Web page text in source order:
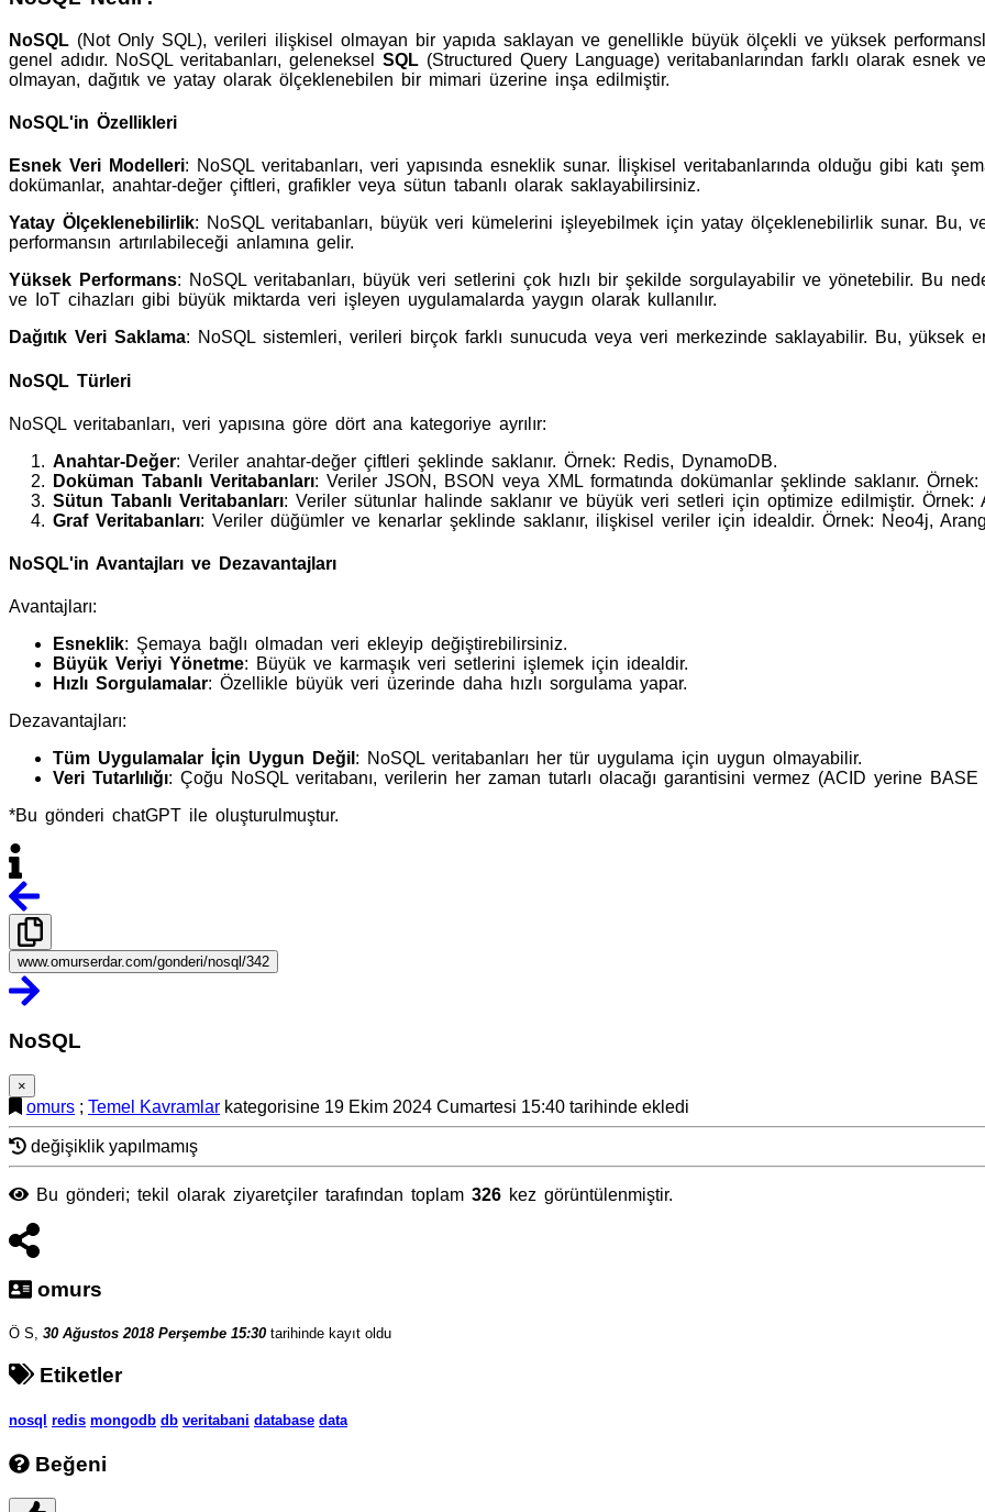
NoSQL (Not Only SQL), verileri ilişkisel olmayan bir yapıda saklayan ve genellikle büyük ölçekli ve yüksek
genel adıdır. NoSQL veritabanları, geleneksel SQL (Structured Query Language) veritabanlarından farklı olarak esnek
olmayan, dağıtık ve yatay olarak ölçeklenebilen bir mimari üzerine inşa edilmiştir.
NoSQL'in Özellikleri
Esnek Veri Modelleri: NoSQL veritabanları, veri yapısında esneklik sunar. İlişkisel veritabanlarında olduğu gibi katı
dokümanlar, anahtar-değer çiftleri, grafikler veya sütun tabanlı olarak saklayabilirsiniz.
Yatay Ölçeklenebilirlik: NoSQL veritabanları, büyük veri kümelerini işleyebilmek için yatay ölçeklenebilirlik sunar. Bu,
performansın artırılabileceği anlamına gelir.
Yüksek Performans: NoSQL veritabanları, büyük veri setlerini çok hızlı bir şekilde sorgulayabilir ve yönetebilir. Bu
ve IoT cihazları gibi büyük miktarda veri işleyen uygulamalarda yaygın olarak kullanılır.
Dağıtık Veri Saklama: NoSQL sistemleri, verileri birçok farklı sunucuda veya veri merkezinde saklayabilir. Bu, yüksek
NoSQL Türleri
NoSQL veritabanları, veri yapısına göre dört ana kategoriye ayrılır:
Anahtar-Değer: Veriler anahtar-değer çiftleri şeklinde saklanır. Örnek: Redis, DynamoDB.
Doküman Tabanlı Veritabanları: Veriler JSON, BSON veya XML formatında dokümanlar şeklinde saklanır.
Sütun Tabanlı Veritabanları: Veriler sütunlar halinde saklanır ve büyük veri setleri için optimize edilmiştir. Örnek:
Graf Veritabanları: Veriler düğümler ve kenarlar şeklinde saklanır, ilişkisel veriler için idealdir. Örnek: Neo4j,
NoSQL'in Avantajları ve Dezavantajları
Avantajları:
Esneklik: Şemaya bağlı olmadan veri ekleyip değiştirebilirsiniz.
Büyük Veriyi Yönetme: Büyük ve karmaşık veri setlerini işlemek için idealdir.
Hızlı Sorgulamalar: Özellikle büyük veri üzerinde daha hızlı sorgulama yapar.
Dezavantajları:
Tüm Uygulamalar İçin Uygun Değil : NoSQL veritabanları her tür uygulama için uygun olmayabilir.
Veri Tutarlılığı: Çoğu NoSQL veritabanı, verilerin her zaman tutarlı olacağı garantisini vermez (ACID yerine BASE
*Bu gönderi chatGPT ile oluşturulmuştur.
www.omurserdar.com/gonderi/nosql/342
NoSQL
×
omurs ; Temel Kavramlar kategorisine 19 Ekim 2024 Cumartesi 15:40 tarihinde ekledi
değişiklik yapılmamış
Bu gönderi; tekil olarak ziyaretçiler tarafından toplam 326 kez görüntülenmiştir.
omurs
Ö S, 30 Ağustos 2018 Perşembe 15:30 tarihinde kayıt oldu
Etiketler
nosql redis mongodb db veritabani database data
Beğeni